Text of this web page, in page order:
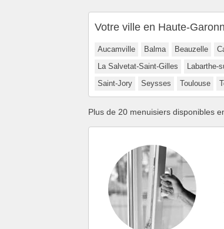
Votre ville en Haute-
Aucamville Balma Beauzelle
La Salvetat-Saint-Gilles
Labarthe-
Saint-Jory
Seysses Toulouse
Plus de 20 menuisiers disponibles